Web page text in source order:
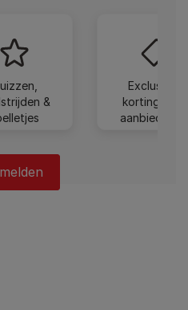
&
Exclusieve
kortingen en